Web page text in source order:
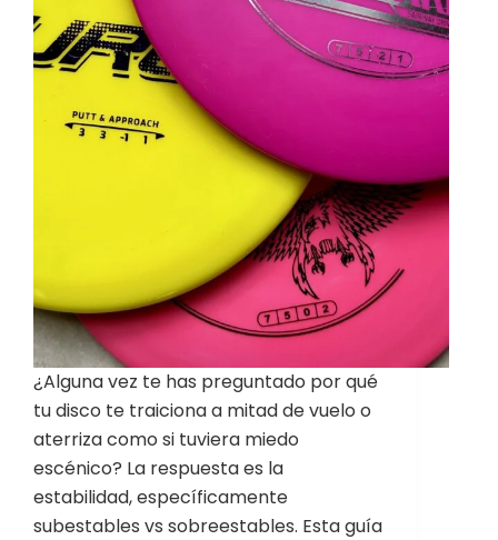
¿Alguna vez te has preguntado por qué
tu disco te traiciona a mitad de vuelo o
aterriza como si tuviera miedo
escénico? La respuesta es la
estabilidad, específicamente
subestables vs sobreestables. Esta guía